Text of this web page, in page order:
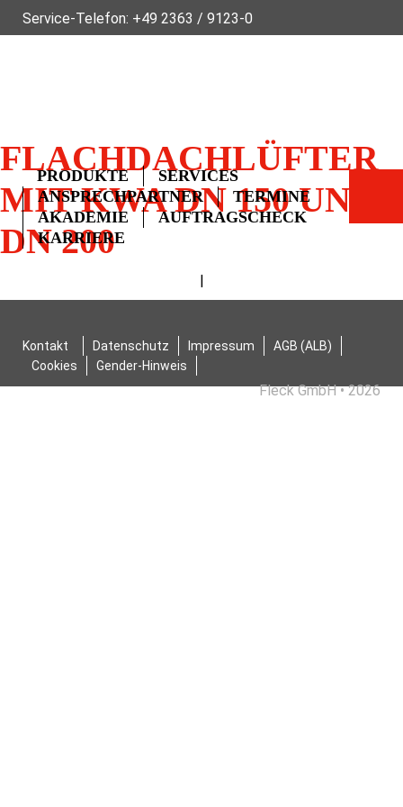
Service-Telefon: +49 2363 / 9123-0
PRODUKTE
SERVICES
ANSPRECHPARTNER
TERMINE
AKADEMIE
AUFTRAGSCHECK
KARRIERE
FLACHDACHLÜFTER
MIT KWA DN 150 UND
DN 200
|
Kontakt Datenschutz Impressum
AGB (ALB)
Cookies
Gender-Hinweis
Fleck GmbH • 2026